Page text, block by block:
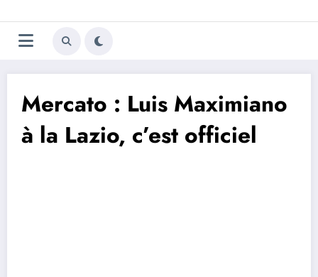
au
contenu
Trivela
L'actualité du football
Mercato : Luis Maximiano
à la Lazio, c’est officiel